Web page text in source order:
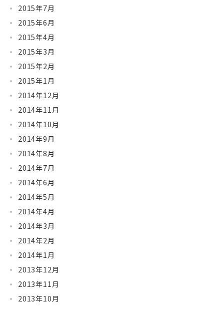
2015年7月
2015年6月
2015年4月
2015年3月
2015年2月
2015年1月
2014年12月
2014年11月
2014年10月
2014年9月
2014年8月
2014年7月
2014年6月
2014年5月
2014年4月
2014年3月
2014年2月
2014年1月
2013年12月
2013年11月
2013年10月